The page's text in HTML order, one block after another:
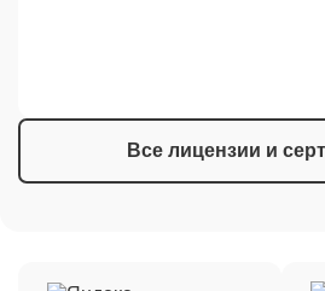
Все лицензии и